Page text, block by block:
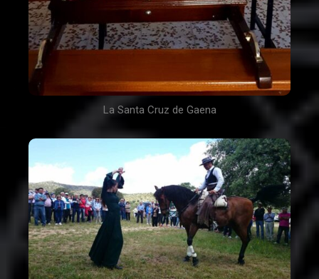
La Santa Cruz de Gaena